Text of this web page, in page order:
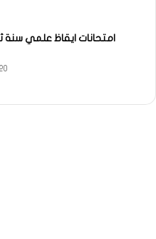
امتحانات ايقاظ علمي سنة